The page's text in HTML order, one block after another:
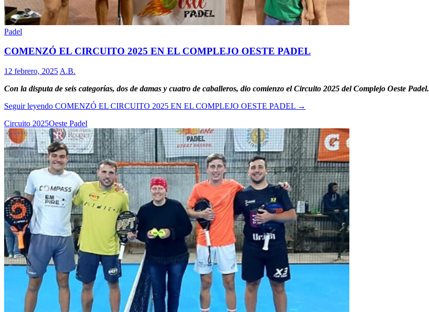
Padel
COMENZÓ EL CIRCUITO 2025 EN EL COMPLEJO OESTE PADEL
12 febrero, 2025 A.B.
Con la disputa de seis categorías, dos de damas y cuatro de caballeros, dio comienzo el Circuito 2025 del Complejo Oeste Padel.
Seguir leyendo COMENZÓ EL CIRCUITO 2025 EN EL COMPLEJO OESTE PADEL →
Circuito 2025Oeste Padel